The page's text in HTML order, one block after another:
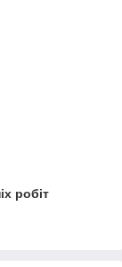
робіт